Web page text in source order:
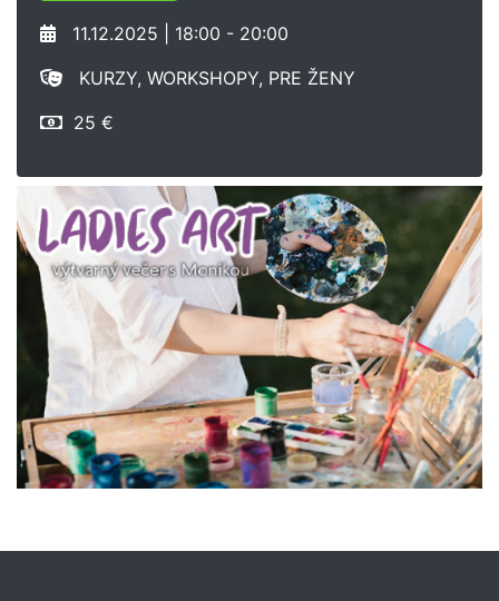
11.12.2025 | 18:00 - 20:00
KURZY, WORKSHOPY, PRE ŽENY
25 €